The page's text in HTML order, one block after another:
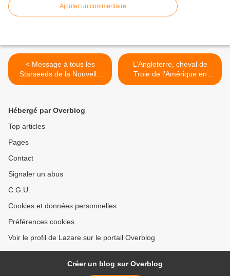
Ajouter un commentaire
< Message à tous les
Starseeds de la Nouvelle
Terre
L’Angleterre, cheval de
Troie de l’Amérique en
Europe ! (2) >
Hébergé par Overblog
Top articles
Pages
Contact
Signaler un abus
C.G.U.
Cookies et données personnelles
Préférences cookies
Voir le profil de Lazare sur le portail Overblog
Créer un blog sur Overblog